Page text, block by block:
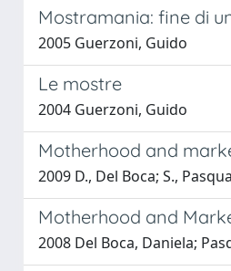
Mostramania: fine di
2005 Guerzoni, Guido
Le mostre
2004 Guerzoni, Guido
Motherhood and
2009 D., Del Boca; S.,
Motherhood and
2008 Del Boca, Daniela;